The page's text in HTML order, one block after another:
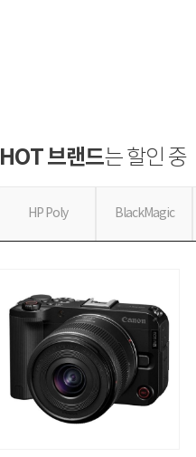
HOT 브랜드는 할인 중
HP Poly BlackMagic